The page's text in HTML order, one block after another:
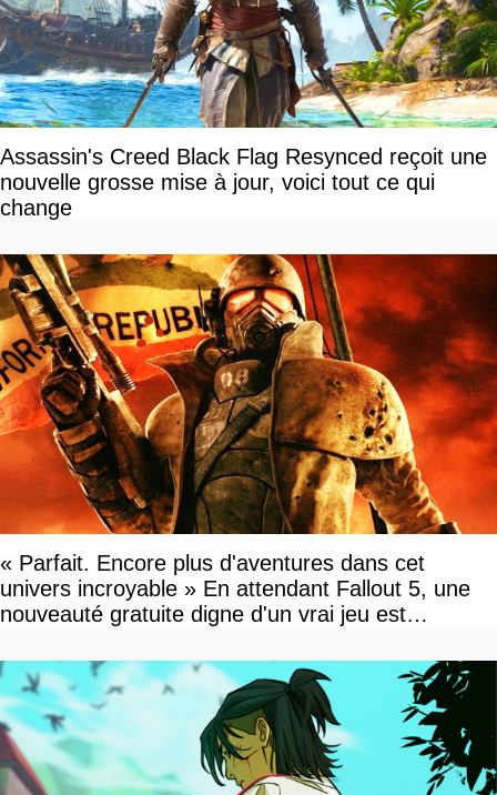
Assassin's Creed Black Flag Resynced reçoit une
nouvelle grosse mise à jour, voici tout ce qui
change
« Parfait. Encore plus d'aventures dans cet
univers incroyable » En attendant Fallout 5, une
nouveauté gratuite digne d'un vrai jeu est